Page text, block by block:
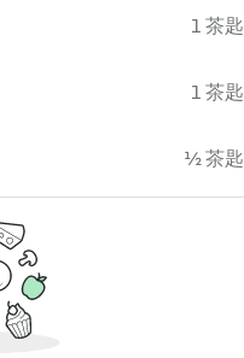
1 茶匙
1 茶匙
½ 茶匙